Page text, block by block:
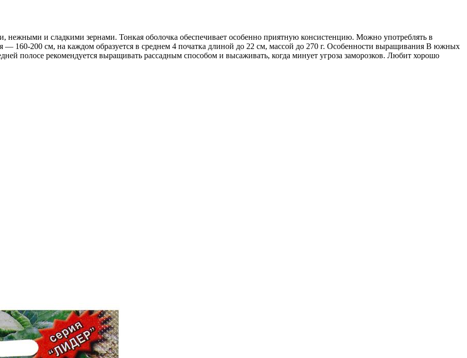
нежными и сладкими зернами. Тонкая оболочка обеспечивает особенно приятную консистенцию. Можно употреблять в
— 160-200 см, на каждом образуется в среднем 4 початка длиной до 22 см, массой до 270 г. Особенности выращивания В южных
полосе рекомендуется выращивать рассадным способом и высаживать, когда минует угроза заморозков. Любит хорошо